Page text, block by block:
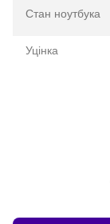
Стан ноутбука
Уцінка